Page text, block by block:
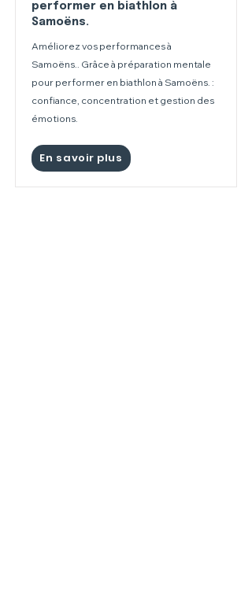
performer en biathlon à
Samoëns.
Améliorez vos performances à
Samoëns.. Grâce à préparation mentale
pour performer en biathlon à Samoëns. :
confiance, concentration et gestion des
émotions.
En savoir plus